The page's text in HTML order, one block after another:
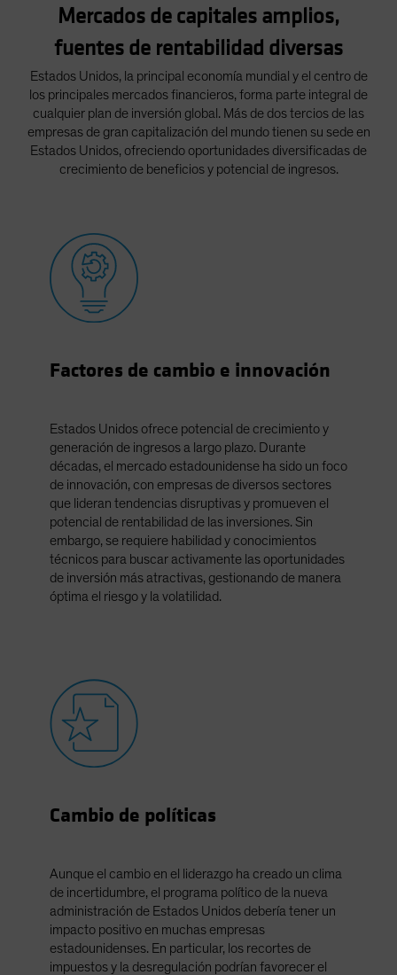
South Korea - 대한민국
Spain
Sweden
Switzerland
Taiwan - 台灣
UK
Mercados de capitales amplios,
fuentes de rentabilidad diversas
Estados Unidos, la principal economía mundial y el centro de
los principales mercados financieros, forma parte integral de
cualquier plan de inversión global. Más de dos tercios de las
empresas de gran capitalización del mundo tienen su sede en
Estados Unidos, ofreciendo oportunidades diversificadas de
crecimiento de beneficios y potencial de ingresos.
Factores de cambio e innovación
Estados Unidos ofrece potencial de crecimiento y
generación de ingresos a largo plazo. Durante
décadas, el mercado estadounidense ha sido un foco
de innovación, con empresas de diversos sectores
que lideran tendencias disruptivas y promueven el
potencial de rentabilidad de las inversiones. Sin
embargo, se requiere habilidad y conocimientos
técnicos para buscar activamente las oportunidades
de inversión más atractivas, gestionando de manera
óptima el riesgo y la volatilidad.
Cambio de políticas
Aunque el cambio en el liderazgo ha creado un clima
de incertidumbre, el programa político de la nueva
administración de Estados Unidos debería tener un
impacto positivo en muchas empresas
estadounidenses. En particular, los recortes de
impuestos y la desregulación podrían favorecer el